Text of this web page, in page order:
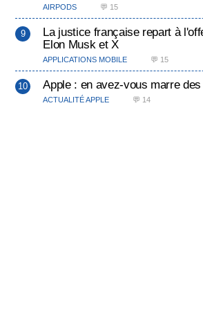
AIRPODS 💬 15
La justice française repart à
Elon Musk et X
APPLICATIONS MOBILE 💬 15
Apple : en avez-vous marre
ACTUALITÉ APPLE 💬 14